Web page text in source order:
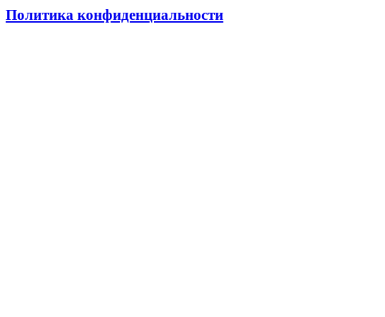
Политика конфиденциальности